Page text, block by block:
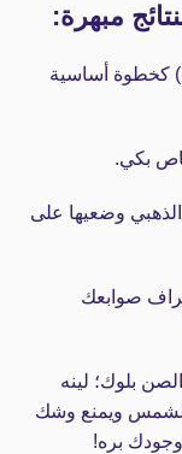
كخطوة أساسية
بكي.
الذهبي وضعيها على
صوابعك
بلوك؛ لينه
ويمنع وشك
بره!